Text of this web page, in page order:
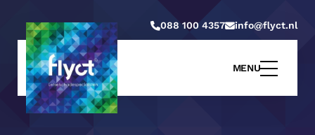
088 100 4357 info@flyct.nl
MENU